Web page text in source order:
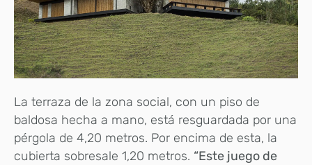
La terraza de la zona social, con un piso de
baldosa hecha a mano, está resguardada por una
pérgola de 4,20 metros. Por encima de esta, la
cubierta sobresale 1,20 metros. “Este juego de